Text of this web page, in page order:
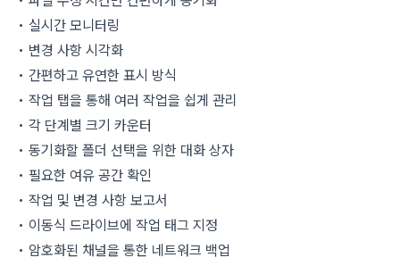
• 실시간 모니터링
• 변경 사항 시각화
• 간편하고 유연한 표시 방식
• 작업 탭을 통해 여러 작업을 쉽게 관리
• 각 단계별 크기 카운터
• 동기화할 폴더 선택을 위한 대화 상자
• 필요한 여유 공간 확인
• 작업 및 변경 사항 보고서
• 이동식 드라이브에 작업 태그 지정
• 암호화된 채널을 통한 네트워크 백업